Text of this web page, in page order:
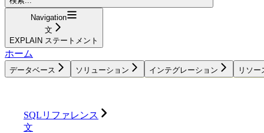
Navigation
文
EXPLAIN ステートメント
ホーム
データベース ソリューション インテグレーション リソー
SQLリファレンス
文